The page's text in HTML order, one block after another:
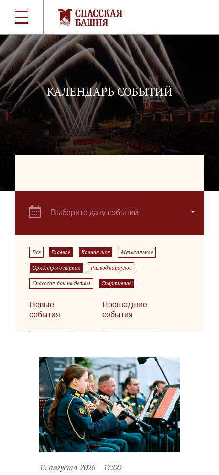
КАЛЕНДАРЬ СОБЫТИЙ
Выберите дату событий
Все Главное Конное шоу Музыкальное
Оркестры в парках Развод караулов
Спасская башня детям Спортивное
Новые
события
Прошедшие
события
15 августа 2026 17:00